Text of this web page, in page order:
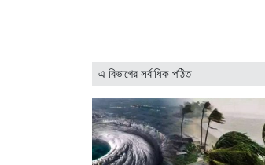
এ বিভাগের সর্বাধিক পঠিত